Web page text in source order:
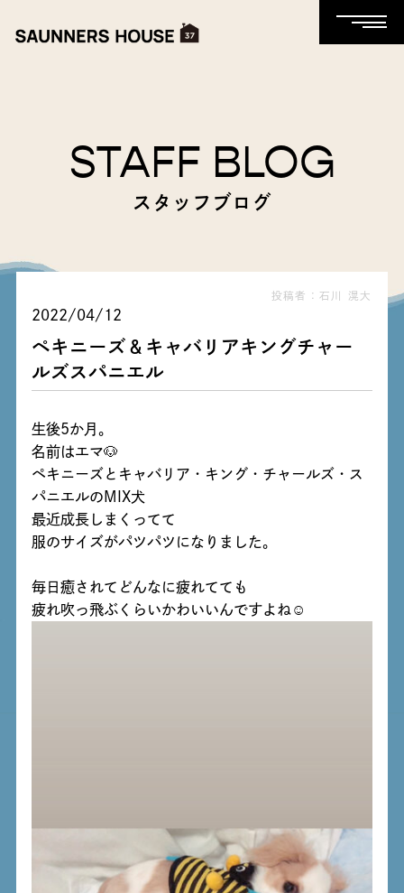
STAFF BLOG
スタッフブログ
投稿者：石川 滉大
2022/04/12
ペキニーズ＆キャバリアキングチャー
ルズスパニエル
生後5か月。
名前はエマ🐶
ペキニーズとキャバリア・キング・チャールズ・ス
パニエルのMIX犬
最近成長しまくってて
服のサイズがパツパツになりました。
毎日癒されてどんなに疲れてても
疲れ吹っ飛ぶくらいかわいいんですよね☺